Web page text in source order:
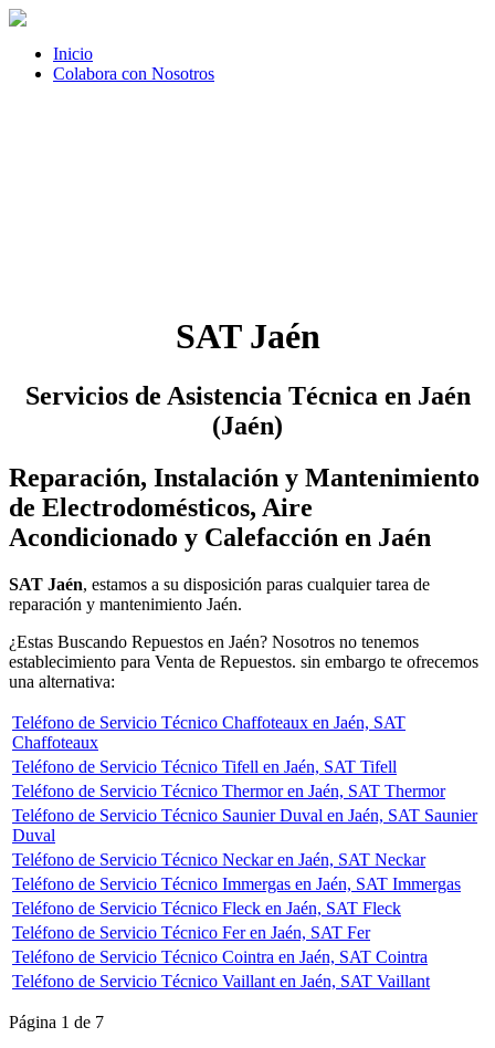
Inicio
Colabora con Nosotros
SAT Jaén
Servicios de Asistencia Técnica en Jaén
(Jaén)
Reparación, Instalación y Mantenimiento
de Electrodomésticos, Aire
Acondicionado y Calefacción en Jaén
SAT Jaén, estamos a su disposición paras cualquier tarea de
reparación y mantenimiento Jaén.
¿Estas Buscando Repuestos en Jaén? Nosotros no tenemos
establecimiento para Venta de Repuestos. sin embargo te ofrecemos
una alternativa:
Teléfono de Servicio Técnico Chaffoteaux en Jaén, SAT
Chaffoteaux
Teléfono de Servicio Técnico Tifell en Jaén, SAT Tifell
Teléfono de Servicio Técnico Thermor en Jaén, SAT Thermor
Teléfono de Servicio Técnico Saunier Duval en Jaén, SAT Saunier
Duval
Teléfono de Servicio Técnico Neckar en Jaén, SAT Neckar
Teléfono de Servicio Técnico Immergas en Jaén, SAT Immergas
Teléfono de Servicio Técnico Fleck en Jaén, SAT Fleck
Teléfono de Servicio Técnico Fer en Jaén, SAT Fer
Teléfono de Servicio Técnico Cointra en Jaén, SAT Cointra
Teléfono de Servicio Técnico Vaillant en Jaén, SAT Vaillant
Página 1 de 7